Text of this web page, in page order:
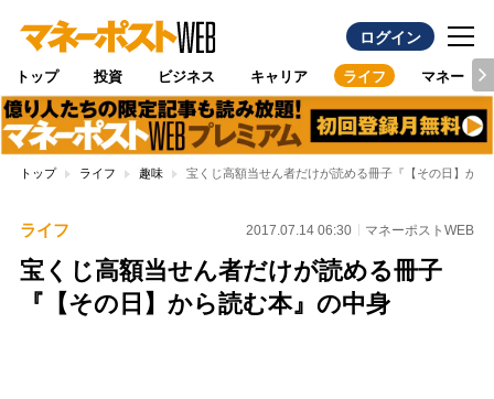
ログイン
トップ 投資 ビジネス キャリア ライフ マネー
トップ ライフ 趣味 宝くじ高額当せん者だけが読める冊子『【その日】から
ライフ 2017.07.14 06:30 マネーポストWEB
宝くじ高額当せん者だけが読める冊子
『【その日】から読む本』の中身